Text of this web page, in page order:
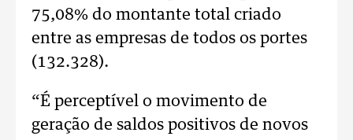
75,08% do montante total criado
entre as empresas de todos os portes
(132.328).
“É perceptível o movimento de
geração de saldos positivos de novos